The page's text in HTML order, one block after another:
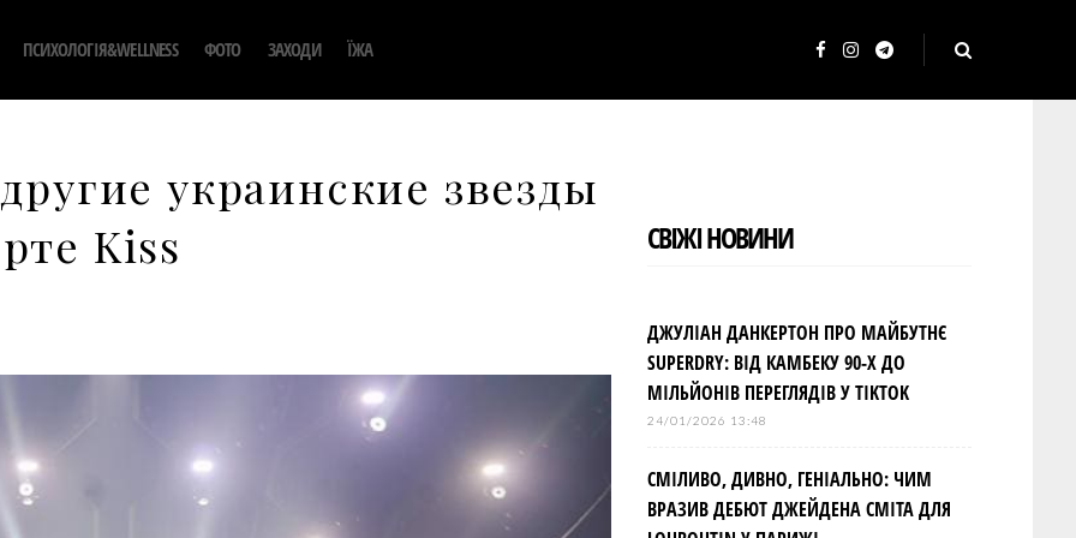
ПСИХОЛОГІЯ&WELLNESS ФОТО ЗАХОДИ ЇЖА
m
украинские звезды
Kiss
СВІЖІ НОВИНИ
ДЖУЛІАН ДАНКЕРТОН ПРО МАЙБУТНЄ
SUPERDRY: ВІД КАМБЕКУ 90-Х ДО
МІЛЬЙОНІВ ПЕРЕГЛЯДІВ У TIKTOK
24/01/2026 13:48
СМІЛИВО, ДИВНО, ГЕНІАЛЬНО: ЧИМ
ВРАЗИВ ДЕБЮТ ДЖЕЙДЕНА СМІТА ДЛЯ